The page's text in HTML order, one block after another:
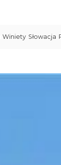
Winiety Słowacja